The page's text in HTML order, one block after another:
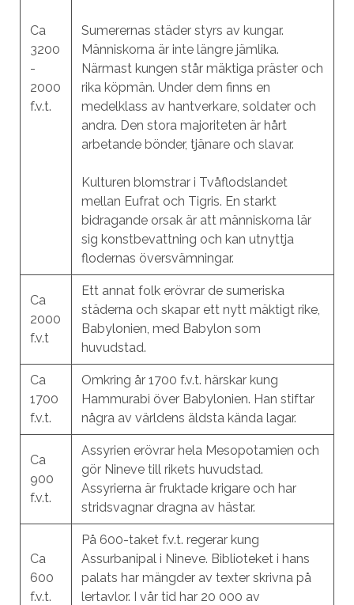
Ca
3200
-
2000
f.v.t.
Sumerernas städer styrs av kungar.
Människorna är inte längre jämlika.
Närmast kungen står mäktiga präster och
rika köpmän. Under dem finns en
medelklass av hantverkare, soldater och
andra. Den stora majoriteten är hårt
arbetande bönder, tjänare och slavar.
Kulturen blomstrar i Tvåflodslandet
mellan Eufrat och Tigris. En starkt
bidragande orsak är att människorna lär
sig konstbevattning och kan utnyttja
flodernas översvämningar.
Ca
2000
f.v.t
Ett annat folk erövrar de sumeriska
städerna och skapar ett nytt mäktigt rike,
Babylonien, med Babylon som
huvudstad.
Ca
1700
f.v.t.
Omkring år 1700 f.v.t. härskar kung
Hammurabi över Babylonien. Han stiftar
några av världens äldsta kända lagar.
Ca
900
f.v.t.
Assyrien erövrar hela Mesopotamien och
gör Nineve till rikets huvudstad.
Assyrierna är fruktade krigare och har
stridsvagnar dragna av hästar.
Ca
600
f.v.t.
På 600-taket f.v.t. regerar kung
Assurbanipal i Nineve. Biblioteket i hans
palats har mängder av texter skrivna på
lertavlor. I vår tid har 20 000 av